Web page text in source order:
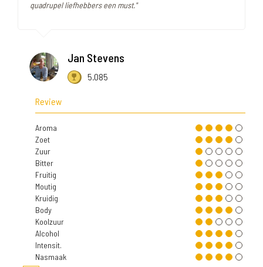
quadrupel liefhebbers een must."
Jan Stevens
5.085
Review
Aroma
Zoet
Zuur
Bitter
Fruitig
Moutig
Kruidig
Body
Koolzuur
Alcohol
Intensit.
Nasmaak